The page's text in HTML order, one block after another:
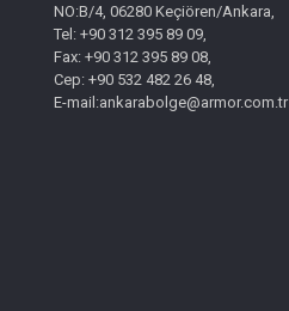
NO:B/4, 06280 Keçiören/Ankara,
Tel: +90 312 395 89 09,
Fax: +90 312 395 89 08,
Cep: +90 532 482 26 48,
E-mail:ankarabolge@armor.com.tr